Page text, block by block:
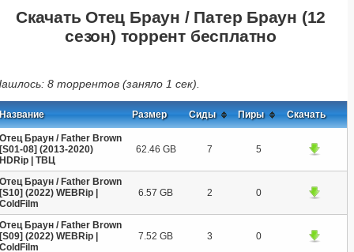
Скачать Отец Браун / Патер Браун (12
сезон) торрент бесплатно
8 торрентов (заняло 1 сек).
Название Размер Сиды Пиры Скачать
Отец Браун / Father Brown
[S01-08] (2013-2020)
HDRip | ТВЦ
62.46 GB 7 5
Отец Браун / Father Brown
[S10] (2022) WEBRip |
ColdFilm
6.57 GB 2 0
Отец Браун / Father Brown
[S09] (2022) WEBRip |
ColdFilm
7.52 GB 3 0